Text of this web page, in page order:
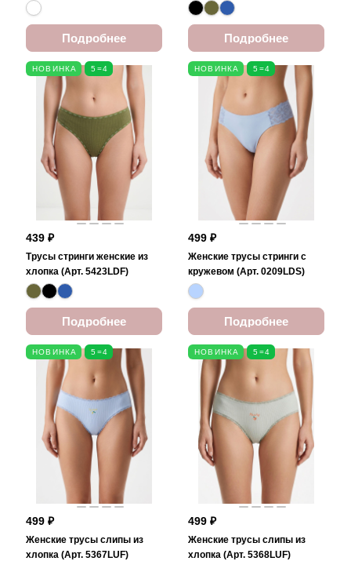
Подробнее Подробнее
НОВИНКА 5=4
439 ₽
Трусы стринги женские из
хлопка (Арт. 5423LDF)
Подробнее
НОВИНКА 5=4
499 ₽
Женские трусы стринги с
кружевом (Арт. 0209LDS)
Подробнее
НОВИНКА 5=4
499 ₽
Женские трусы слипы из
хлопка (Арт. 5367LUF)
НОВИНКА 5=4
499 ₽
Женские трусы слипы из
хлопка (Арт. 5368LUF)